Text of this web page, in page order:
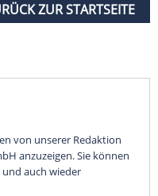
ZUR STARTSEITE
von unserer Redaktion
anzuzeigen. Sie können
und auch wieder